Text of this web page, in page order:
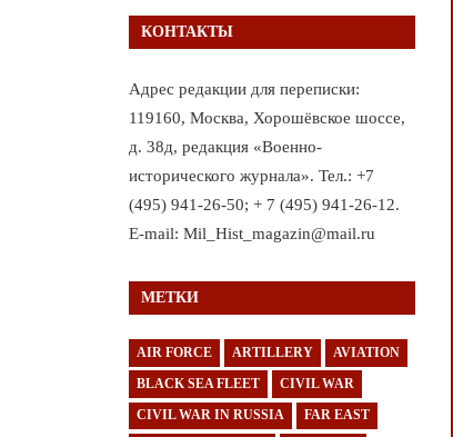
КОНТАКТЫ
Адрес редакции для переписки:
119160, Москва, Хорошёвское шоссе,
д. 38д, редакция «Военно-
исторического журнала». Тел.: +7
(495) 941-26-50; + 7 (495) 941-26-12.
E-mail: Mil_Hist_magazin@mail.ru
МЕТКИ
AIR FORCE ARTILLERY AVIATION
BLACK SEA FLEET CIVIL WAR
CIVIL WAR IN RUSSIA FAR EAST